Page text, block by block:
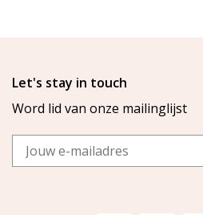
Let's stay in touch
Word lid van onze mailinglijst
Email